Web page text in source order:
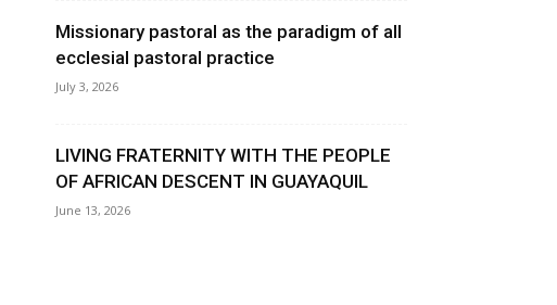
Missionary pastoral as the paradigm of all
ecclesial pastoral practice
July 3, 2026
LIVING FRATERNITY WITH THE PEOPLE
OF AFRICAN DESCENT IN GUAYAQUIL
June 13, 2026